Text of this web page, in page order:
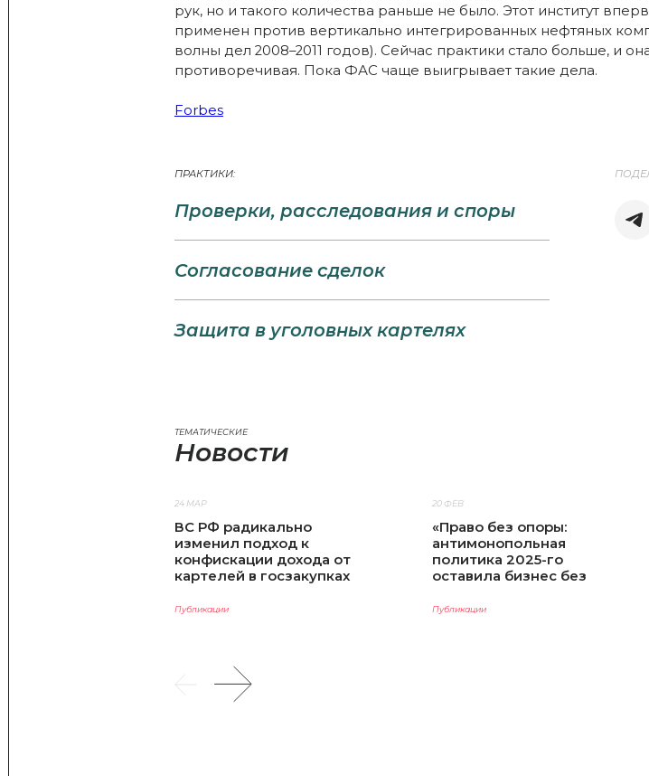
рук, но и такого количества раньше не было. Этот институт
применен против вертикально интегрированных нефтяных
волны дел 2008–2011 годов). Сейчас практики стало больше, и
противоречивая. Пока ФАС чаще выигрывает такие дела.
Forbes
ПРАКТИКИ:
Проверки, расследования и споры
Согласование сделок
Защита в уголовных картелях
ТЕМАТИЧЕСКИЕ
Новости
24 МАР
ВС РФ радикально
изменил подход к
конфискации дохода от
картелей в госзакупках
Публикации
20 ФЕВ
«Право без опоры:
антимонопольная
политика 2025-го
оставила бизнес без
Ярослав Кулик для Legal
Публикации